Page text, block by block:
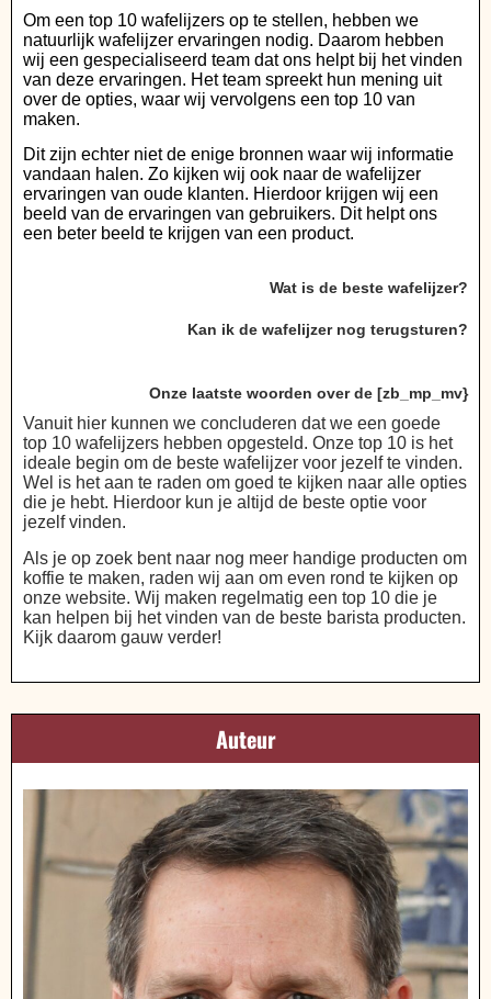
Om een top 10 wafelijzers op te stellen, hebben we
natuurlijk wafelijzer ervaringen nodig. Daarom hebben
wij een gespecialiseerd team dat ons helpt bij het vinden
van deze ervaringen. Het team spreekt hun mening uit
over de opties, waar wij vervolgens een top 10 van
maken.
Dit zijn echter niet de enige bronnen waar wij informatie
vandaan halen. Zo kijken wij ook naar de wafelijzer
ervaringen van oude klanten. Hierdoor krijgen wij een
beeld van de ervaringen van gebruikers. Dit helpt ons
een beter beeld te krijgen van een product.
Wat is de beste wafelijzer?
Kan ik de wafelijzer nog terugsturen?
Onze laatste woorden over de [zb_mp_mv}
Vanuit hier kunnen we concluderen dat we een goede
top 10 wafelijzers hebben opgesteld. Onze top 10 is het
ideale begin om de beste wafelijzer voor jezelf te vinden.
Wel is het aan te raden om goed te kijken naar alle opties
die je hebt. Hierdoor kun je altijd de beste optie voor
jezelf vinden.
Als je op zoek bent naar nog meer handige producten om
koffie te maken, raden wij aan om even rond te kijken op
onze website. Wij maken regelmatig een top 10 die je
kan helpen bij het vinden van de beste barista producten.
Kijk daarom gauw verder!
Auteur